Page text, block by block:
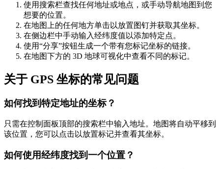
使用搜索栏查找任何地址或地点，或手动导航地图到您
想要的位置。
在地图上的任何地方单击以放置图钉并获取其坐标。
在侧边栏中手动输入经纬度值以添加特定点。
使用“分享”按钮生成一个带有您标记坐标的链接。
在地图下方的 3D 地球可视化中查看不同的标记。
关于 GPS 坐标的常见问题
如何找到特定地址的坐标？
只需在控制面板顶部的搜索栏中输入地址。地图将自动平移到
该位置，您可以点击以放置标记并查看其坐标。
如何使用经纬度找到一个位置？